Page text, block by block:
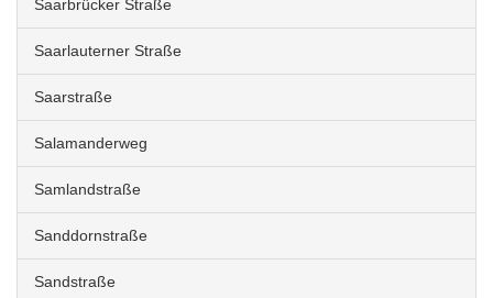
Saarbrücker Straße
Saarlauterner Straße
Saarstraße
Salamanderweg
Samlandstraße
Sanddornstraße
Sandstraße